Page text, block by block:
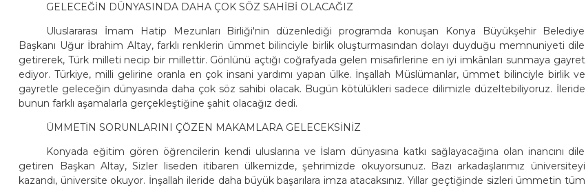
GELECEĞİN DÜNYASINDA DAHA ÇOK SÖZ SAHİBİ OLACAĞIZ
Uluslararası İmam Hatip Mezunları Birliği'nin düzenlediği programda konuşan Konya Büyükşehir Belediye
Başkanı Uğur İbrahim Altay, farklı renklerin ümmet bilinciyle birlik oluşturmasından dolayı duyduğu memnuniyeti dile
getirerek, Türk milleti necip bir millettir. Gönlünü açtığı coğrafyada gelen misafirlerine en iyi imkânları sunmaya gayret
ediyor. Türkiye, milli gelirine oranla en çok insani yardımı yapan ülke. İnşallah Müslümanlar, ümmet bilinciyle birlik ve
gayretle geleceğin dünyasında daha çok söz sahibi olacak. Bugün kötülükleri sadece dilimizle düzeltebiliyoruz. İleride
bunun farklı aşamalarla gerçekleştiğine şahit olacağız dedi.
ÜMMETİN SORUNLARINI ÇÖZEN MAKAMLARA GELECEKSİNİZ
Konyada eğitim gören öğrencilerin kendi uluslarına ve İslam dünyasına katkı sağlayacağına olan inancını dile
getiren Başkan Altay, Sizler liseden itibaren ülkemizde, şehrimizde okuyorsunuz. Bazı arkadaşlarımız üniversiteyi
kazandı, üniversite okuyor. İnşallah ileride daha büyük başarılara imza atacaksınız. Yıllar geçtiğinde sizleri ümmetin tüm